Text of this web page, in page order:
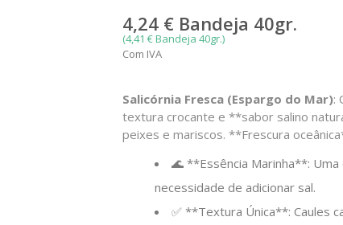
4,24 € Bandeja 40gr.
(4,41 € Bandeja 40gr.)
Com IVA
Salicórnia Fresca (Espargo do Mar):
textura crocante e **sabor salino
peixes e mariscos. **Frescura
🌊 **Essência Marinha**:
necessidade de adicionar sal.
✅ **Textura Única**: Caules